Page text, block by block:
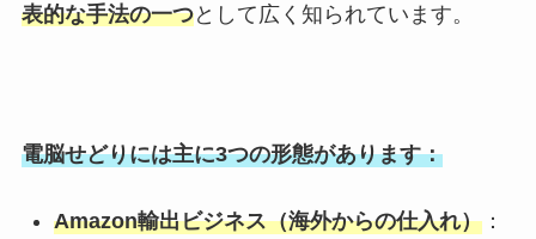
表的な手法の一つとして広く知られています。
電脳せどりには主に3つの形態があります：
Amazon輸出ビジネス（海外からの仕入れ）：